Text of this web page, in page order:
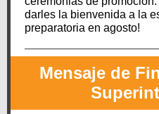
darles la bienvenida a la
preparatoria en agosto!
Mensaje de